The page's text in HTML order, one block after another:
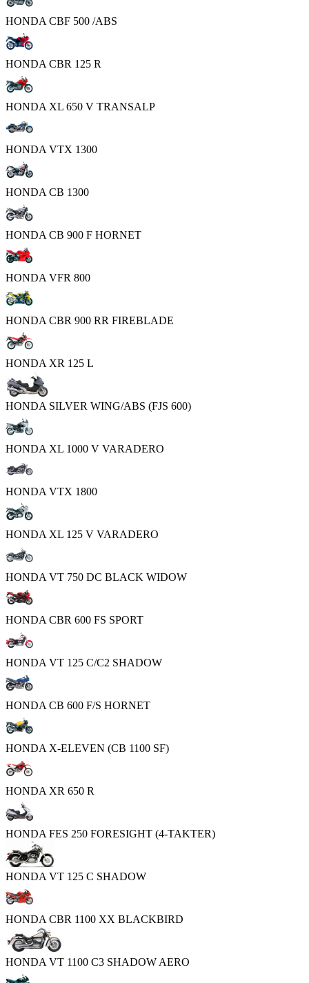
HONDA CBF 500 /ABS
HONDA CBR 125 R
HONDA XL 650 V TRANSALP
HONDA VTX 1300
HONDA CB 1300
HONDA CB 900 F HORNET
HONDA VFR 800
HONDA CBR 900 RR FIREBLADE
HONDA XR 125 L
HONDA SILVER WING/ABS (FJS 600)
HONDA XL 1000 V VARADERO
HONDA VTX 1800
HONDA XL 125 V VARADERO
HONDA VT 750 DC BLACK WIDOW
HONDA CBR 600 FS SPORT
HONDA VT 125 C/C2 SHADOW
HONDA CB 600 F/S HORNET
HONDA X-ELEVEN (CB 1100 SF)
HONDA XR 650 R
HONDA FES 250 FORESIGHT (4-TAKTER)
HONDA VT 125 C SHADOW
HONDA CBR 1100 XX BLACKBIRD
HONDA VT 1100 C3 SHADOW AERO